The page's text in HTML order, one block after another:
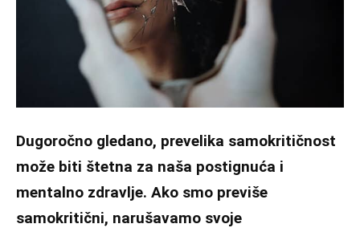
Dugoročno gledano, prevelika samokritičnost
može biti štetna za naša postignuća i
mentalno zdravlje. Ako smo previše
samokritični, narušavamo svoje